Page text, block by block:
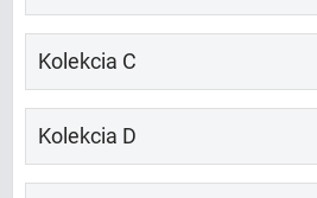
Kolekcia C
Kolekcia D